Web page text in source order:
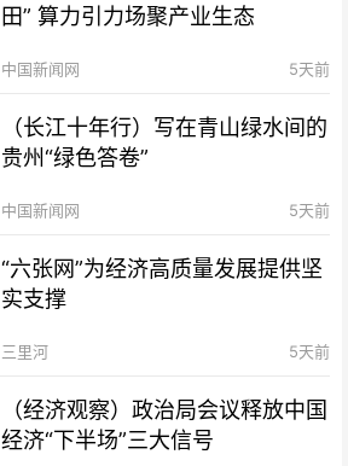
田” 算力引力场聚产业生态
中国新闻网 5天前
（长江十年行）写在青山绿水间的
贵州“绿色答卷”
中国新闻网 5天前
“六张网”为经济高质量发展提供坚
实支撑
三里河 5天前
（经济观察）政治局会议释放中国
经济“下半场”三大信号